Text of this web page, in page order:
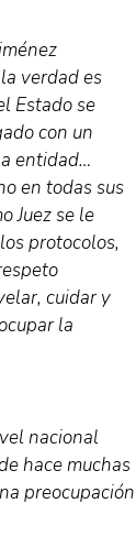
verdad es
Estado se
con un
entidad…
en todas sus
Juez se le
protocolos,
cuidar y
la
nacional
hace muchas
preocupación